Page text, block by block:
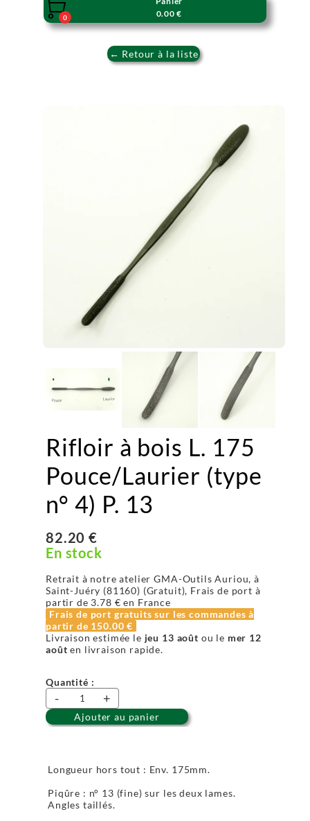

0
0.00 €
← Retour à la liste
Rifloir à bois L. 175
Pouce/Laurier (type
n° 4) P. 13
82.20 €
En stock
Retrait à notre atelier GMA-Outils Auriou, à
Saint-Juéry (81160) (Gratuit), Frais de port à
partir de 3.78 € en France
Frais de port gratuits sur les commandes à
partir de 150.00 €
Livraison estimée le jeu 13 août ou le mer 12
août en livraison rapide.
Quantité :
- +
Ajouter au panier
Longueur hors tout : Env. 175mm.
Piqûre : n° 13 (fine) sur les deux lames.
Angles taillés.